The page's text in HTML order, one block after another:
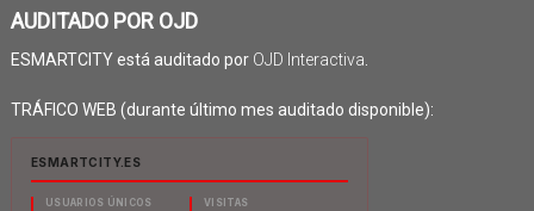
AUDITADO POR OJD
ESMARTCITY está auditado por OJD Interactiva
TRÁFICO WEB (durante último mes auditado disponible):